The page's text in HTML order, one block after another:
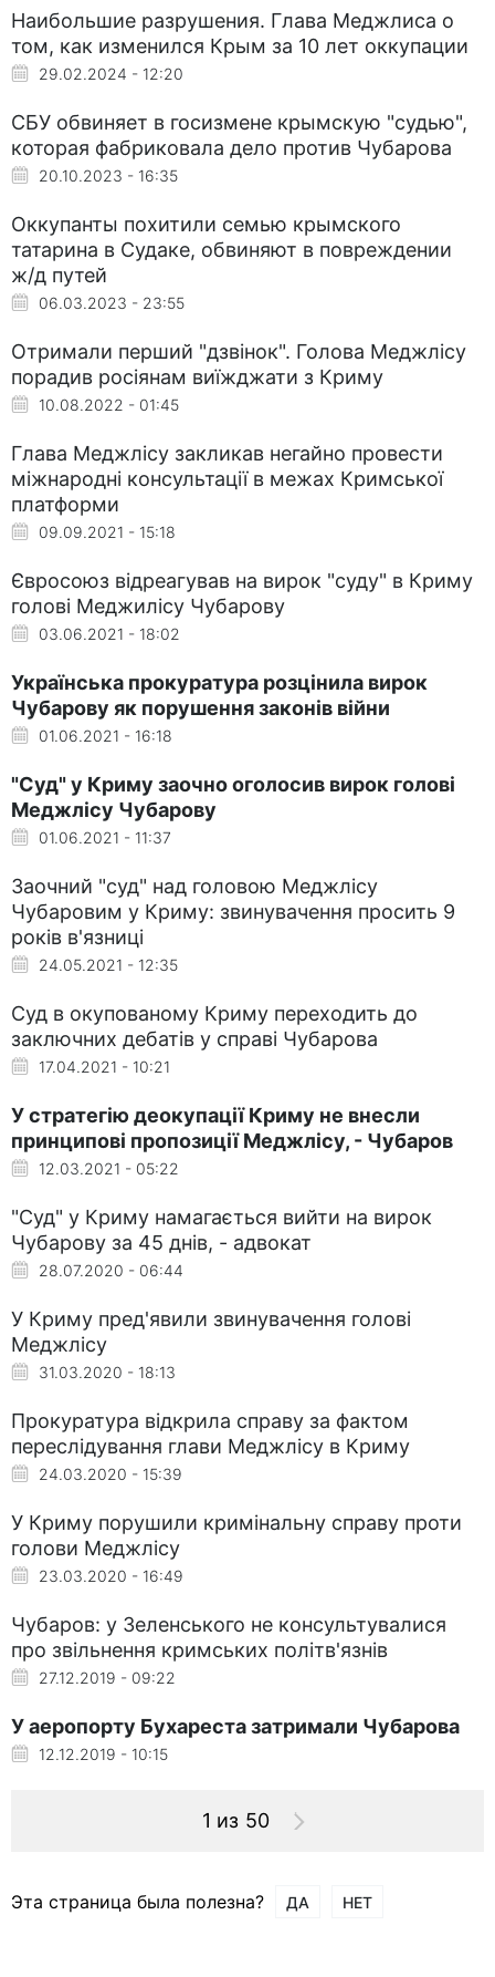
Наибольшие разрушения. Глава Меджлиса о
том, как изменился Крым за 10 лет оккупации
29.02.2024 - 12:20
СБУ обвиняет в госизмене крымскую "судью",
которая фабриковала дело против Чубарова
20.10.2023 - 16:35
Оккупанты похитили семью крымского
татарина в Судаке, обвиняют в повреждении
ж/д путей
06.03.2023 - 23:55
Отримали перший "дзвінок". Голова Меджлісу
порадив росіянам виїжджати з Криму
10.08.2022 - 01:45
Глава Меджлісу закликав негайно провести
міжнародні консультації в межах Кримської
платформи
09.09.2021 - 15:18
Євросоюз відреагував на вирок "суду" в Криму
голові Меджилісу Чубарову
03.06.2021 - 18:02
Українська прокуратура розцінила вирок
Чубарову як порушення законів війни
01.06.2021 - 16:18
"Суд" у Криму заочно оголосив вирок голові
Меджлісу Чубарову
01.06.2021 - 11:37
Заочний "суд" над головою Меджлісу
Чубаровим у Криму: звинувачення просить 9
років в'язниці
24.05.2021 - 12:35
Суд в окупованому Криму переходить до
заключних дебатів у справі Чубарова
17.04.2021 - 10:21
У стратегію деокупації Криму не внесли
принципові пропозиції Меджлісу, - Чубаров
12.03.2021 - 05:22
"Суд" у Криму намагається вийти на вирок
Чубарову за 45 днів, - адвокат
28.07.2020 - 06:44
У Криму пред'явили звинувачення голові
Меджлісу
31.03.2020 - 18:13
Прокуратура відкрила справу за фактом
переслідування глави Меджлісу в Криму
24.03.2020 - 15:39
У Криму порушили кримінальну справу проти
голови Меджлісу
23.03.2020 - 16:49
Чубаров: у Зеленського не консультувалися
про звільнення кримських політв'язнів
27.12.2019 - 09:22
У аеропорту Бухареста затримали Чубарова
12.12.2019 - 10:15
1 из 50
Эта страница была полезна? ДА НЕТ